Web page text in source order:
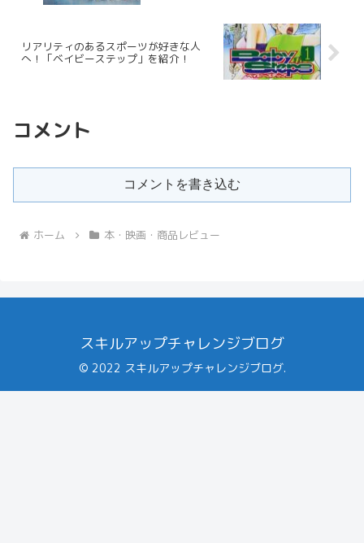
リアリティのあるスポーツが好きな人
へ！「ベイビーステップ」を紹介！
コメント
コメントを書き込む
ホーム 本・映画・商品レビュー
スキルアップチャレンジブログ
© 2022 スキルアップチャレンジブログ.